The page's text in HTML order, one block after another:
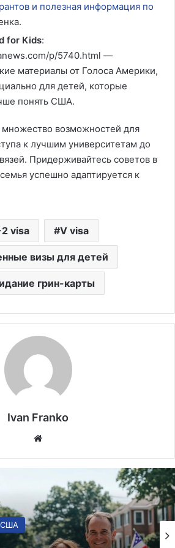
и полезная информация по
for Kids:
p/5740.html —
материалы от Голоса Америки,
для детей, которые
понять США.
множество возможностей для
к лучшим университетам до
Придерживайтесь советов в
успешно адаптируется к
visa V visa
визы для детей
грин-карты
Ivan Franko
семьи